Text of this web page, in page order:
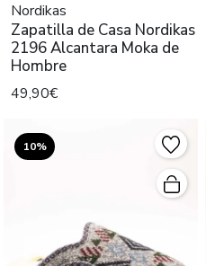
Nordikas
Zapatilla de Casa Nordikas
2196 Alcantara Moka de
Hombre
49,90€
10%